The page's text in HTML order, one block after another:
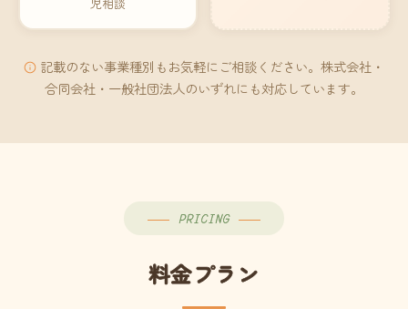
記載のない事業種別もお気軽にご相談ください。株式会社・
合同会社・一般社団法人のいずれにも対応しています。
PRICING
料金プラン